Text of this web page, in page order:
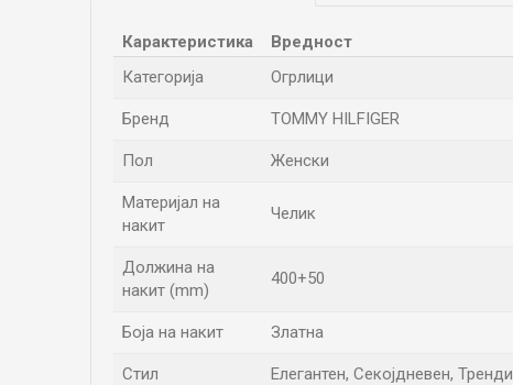
Карактеристика
Вредност
Категорија
Огрлици
Бренд TOMMY HILFIGER
Пол Женски
Материјал на
накит
Челик
Должина на
накит (mm)
400+50
Боја на накит Златна
Стил Елегантен, Секојдневен, Тренди